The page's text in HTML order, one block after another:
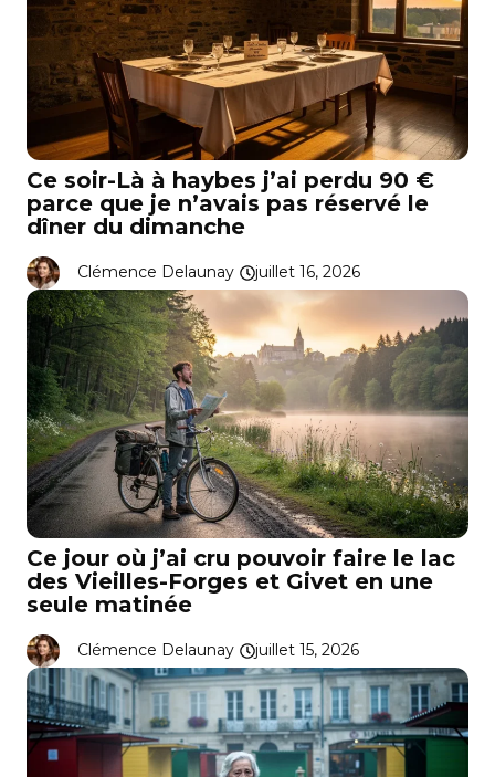
Ce soir-Là à haybes j’ai perdu 90 €
parce que je n’avais pas réservé le
dîner du dimanche
Clémence Delaunay juillet 16, 2026
Ce jour où j’ai cru pouvoir faire le lac
des Vieilles-Forges et Givet en une
seule matinée
Clémence Delaunay juillet 15, 2026